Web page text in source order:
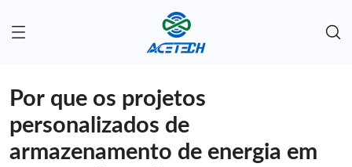
Por que os projetos
personalizados de
armazenamento de energia em